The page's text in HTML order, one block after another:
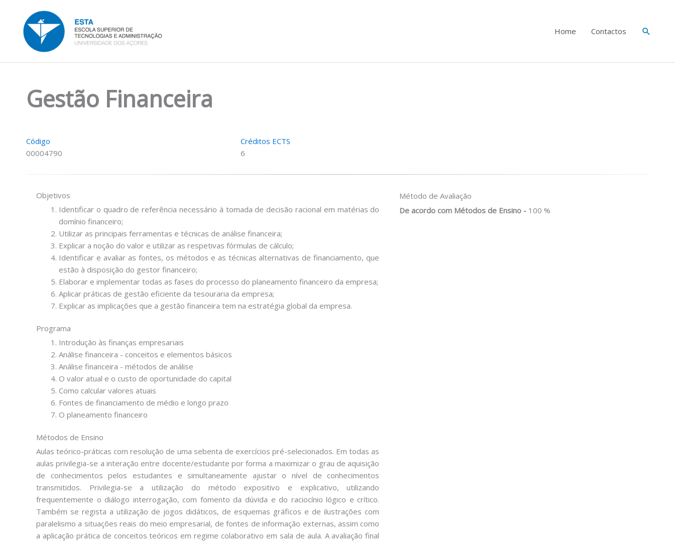
content
Home Contactos Search
Gestão Financeira
Código
00004790
Créditos ECTS
6
Objetivos
Identificar o quadro de referência necessário à tomada de decisão racional em matérias do
domínio financeiro;
Utilizar as principais ferramentas e técnicas de análise financeira;
Explicar a noção do valor e utilizar as respetivas fórmulas de cálculo;
Identificar e avaliar as fontes, os métodos e as técnicas alternativas de financiamento, que
estão à disposição do gestor financeiro;
Elaborar e implementar todas as fases do processo do planeamento financeiro da empresa;
Aplicar práticas de gestão eficiente da tesouraria da empresa;
Explicar as implicações que a gestão financeira tem na estratégia global da empresa.
Programa
Introdução às finanças empresariais
Análise financeira - conceitos e elementos básicos
Análise financeira - métodos de análise
O valor atual e o custo de oportunidade do capital
Como calcular valores atuais
Fontes de financiamento de médio e longo prazo
O planeamento financeiro
Métodos de Ensino
Aulas teórico-práticas com resolução de uma sebenta de exercícios pré-selecionados. Em todas as
aulas privilegia-se a interação entre docente/estudante por forma a maximizar o grau de aquisição
de conhecimentos pelos estudantes e simultaneamente ajustar o nível de conhecimentos
transmitidos. Privilegia-se a utilização do método expositivo e explicativo, utilizando
frequentemente o diálogo interrogação, com fomento da dúvida e do raciocínio lógico e crítico.
Também se regista a utilização de jogos didáticos, de esquemas gráficos e de ilustrações com
paralelismo a situações reais do meio empresarial, de fontes de informação externas, assim como
a aplicação prática de conceitos teóricos em regime colaborativo em sala de aula. A avaliação final
Método de Avaliação
De acordo com Métodos de Ensino - 100 %